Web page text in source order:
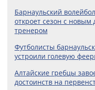
Барнаульский
откроет сезон с
тренером
Футболисты
устроили голевую
Алтайские гребцы
достоинств на